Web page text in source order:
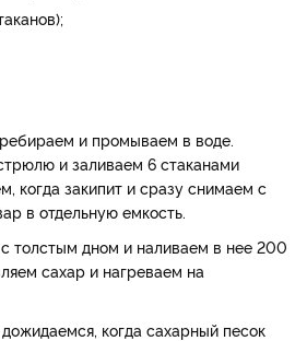
и промываем в воде.
и заливаем 6 стаканами
когда закипит и сразу снимаем с
в отдельную емкость.
толстым дном и наливаем в нее 200
сахар и нагреваем на
когда сахарный песок